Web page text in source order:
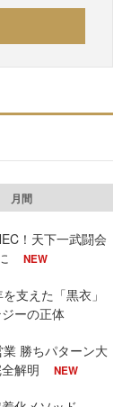
月間
！天下一武闘会
NEW
支えた「黒衣」
ーの正体
勝ちパターン大
解明
NEW